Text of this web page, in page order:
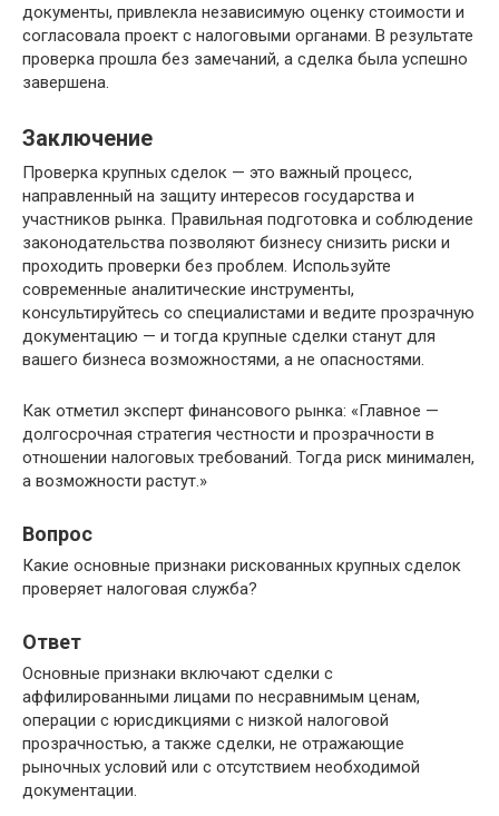
документы, привлекла независимую оценку стоимости и
согласовала проект с налоговыми органами. В результате
проверка прошла без замечаний, а сделка была успешно
завершена.
Заключение
Проверка крупных сделок — это важный процесс,
направленный на защиту интересов государства и
участников рынка. Правильная подготовка и соблюдение
законодательства позволяют бизнесу снизить риски и
проходить проверки без проблем. Используйте
современные аналитические инструменты,
консультируйтесь со специалистами и ведите прозрачную
документацию — и тогда крупные сделки станут для
вашего бизнеса возможностями, а не опасностями.
Как отметил эксперт финансового рынка: «Главное —
долгосрочная стратегия честности и прозрачности в
отношении налоговых требований. Тогда риск минимален,
а возможности растут.»
Вопрос
Какие основные признаки рискованных крупных сделок
проверяет налоговая служба?
Ответ
Основные признаки включают сделки с
аффилированными лицами по несравнимым ценам,
операции с юрисдикциями с низкой налоговой
прозрачностью, а также сделки, не отражающие
рыночных условий или с отсутствием необходимой
документации.